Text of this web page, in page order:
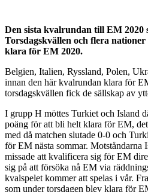
Den sista kvalrundan till EM 2020
Torsdagskvällen och flera
klara för EM 2020.
Belgien, Italien, Ryssland, Polen,
innan den här kvalrundan klara för
torsdagskvällen fick de sällskap av
I grupp H möttes Turkiet och Island
poäng för att bli helt klara för EM,
med då matchen slutade 0-0 och
för EM nästa sommar. Motståndarna
missade att kvalificera sig för EM
sig på att försöka nå EM via
kvalspelet kommer att spelas i vår.
som under torsdagen blev klara för